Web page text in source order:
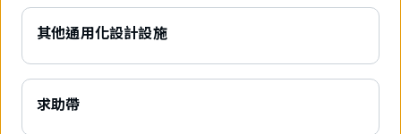
其他通用化設計設施
求助帶